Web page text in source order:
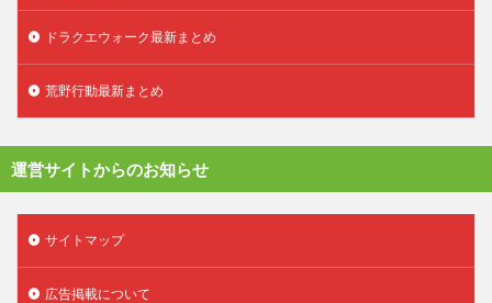
ドラクエウォーク最新まとめ
荒野行動最新まとめ
運営サイトからのお知らせ
サイトマップ
広告掲載について